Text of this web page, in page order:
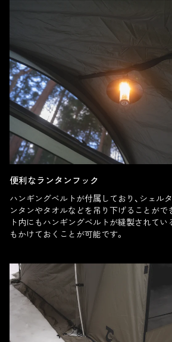
便利なランタンフック
ハンギングベルトが付属しており、シェル
ンタンやタオルなどを吊り下げることがで
ト内にもハンギングベルトが縫製されて
もかけておくことが可能です。